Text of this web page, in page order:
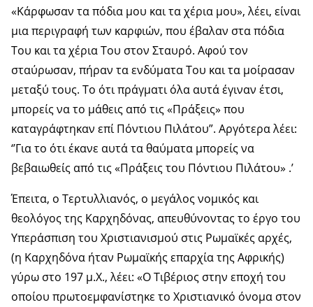
«Κάρφωσαν τα πόδια μου και τα χέρια μου», λέει, είναι
μια περιγραφή των καρφιών, που έβαλαν στα πόδια
Του και τα χέρια Του στον Σταυρό. Αφού τον
σταύρωσαν, πήραν τα ενδύματα Του και τα μοίρασαν
μεταξύ τους. Το ότι πράγματι όλα αυτά έγιναν έτσι,
μπορείς να το μάθεις από τις «Πράξεις» που
καταγράφτηκαν επί Πόντιου Πιλάτου”. Αργότερα λέει:
‘’Για το ότι έκανε αυτά τα θαύματα μπορείς να
βεβαιωθείς από τις «Πράξεις του Πόντιου Πιλάτου» .’
Έπειτα, ο Τερτυλλιανός, ο μεγάλος νομικός και
θεολόγος της Καρχηδόνας, απευθύνοντας το έργο του
Υπεράσπιση του Χριστιανισμού στις Ρωμαϊκές αρχές,
(η Καρχηδόνα ήταν Ρωμαϊκής επαρχία της Αφρικής)
γύρω στο 197 μ.Χ., λέει: «Ο Τιβέριος στην εποχή του
οποίου πρωτοεμφανίστηκε το Χριστιανικό όνομα στον